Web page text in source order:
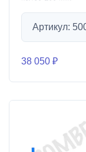
Артикул:
38 050 ₽